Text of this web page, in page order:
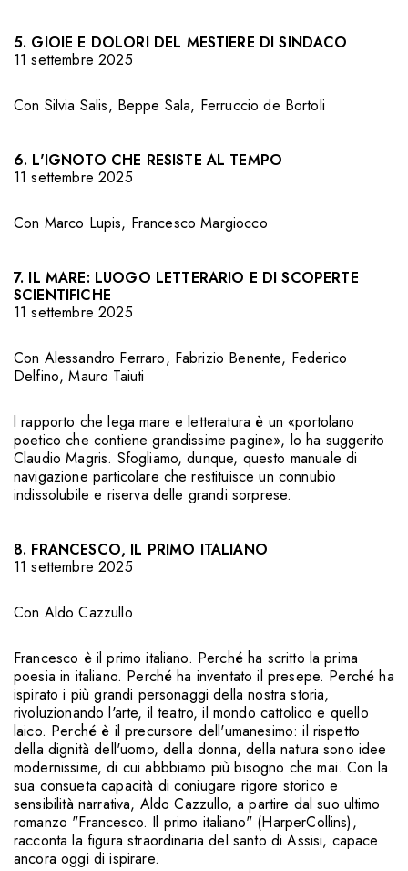
5. GIOIE E DOLORI DEL MESTIERE DI SINDACO
11 settembre 2025
Con Silvia Salis, Beppe Sala, Ferruccio de Bortoli
6. L'IGNOTO CHE RESISTE AL TEMPO
11 settembre 2025
Con Marco Lupis, Francesco Margiocco
7. IL MARE: LUOGO LETTERARIO E DI SCOPERTE
SCIENTIFICHE
11 settembre 2025
Con Alessandro Ferraro, Fabrizio Benente, Federico
Delfino,Mauro Taiuti
l rapporto che lega mare e letteratura è un «portolano
poetico che contiene grandissime pagine», lo ha suggerito
Claudio Magris. Sfogliamo, dunque, questo manuale di
navigazione particolare che restituisce un connubio
indissolubile e riserva delle grandi sorprese.
8. FRANCESCO, IL PRIMO ITALIANO
11 settembre 2025
Con Aldo Cazzullo
Francesco è il primo italiano. Perché ha scritto la prima
poesia in italiano. Perché ha inventato il presepe. Perché ha
ispirato i più grandi personaggi della nostra storia,
rivoluzionando l'arte, il teatro, il mondo cattolico e quello
laico. Perché è il precursore dell'umanesimo: il rispetto
della dignità dell'uomo, della donna, della natura sono idee
modernissime, di cui abbbiamo più bisogno che mai. Con la
sua consueta capacità di coniugare rigore storico e
sensibilità narrativa, Aldo Cazzullo, a partire dal suo ultimo
romanzo "Francesco. Il primo italiano" (HarperCollins),
racconta la figura straordinaria del santo di Assisi, capace
ancora oggi di ispirare.